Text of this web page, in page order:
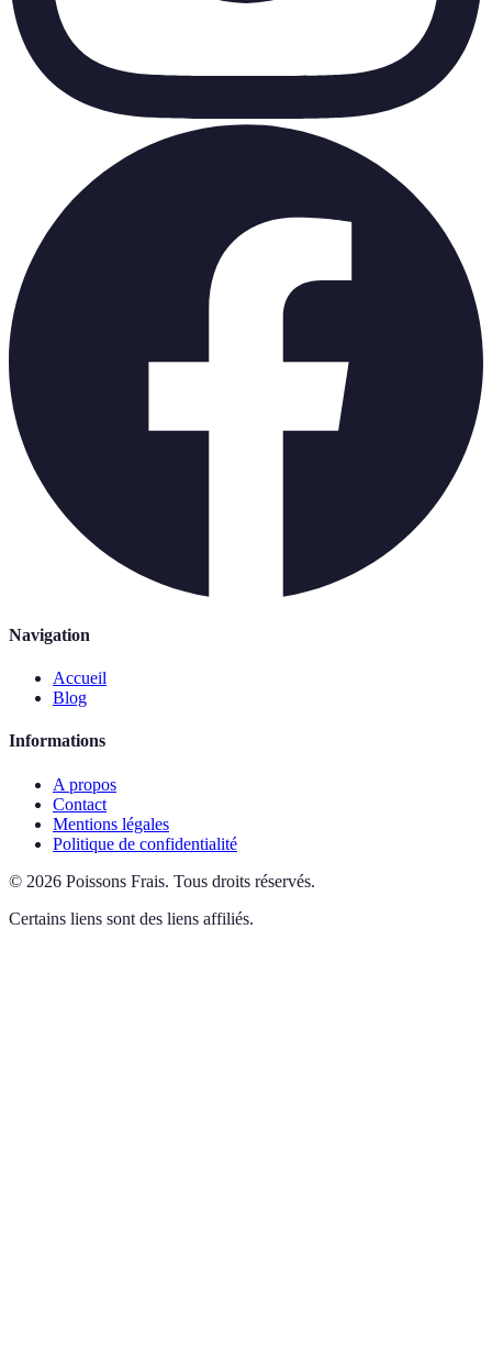
Navigation
Accueil
Blog
Informations
A propos
Contact
Mentions légales
Politique de confidentialité
© 2026 Poissons Frais. Tous droits réservés.
Certains liens sont des liens affiliés.